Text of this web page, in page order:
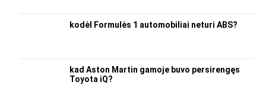
kodėl Formulės 1 automobiliai neturi ABS?
kad Aston Martin gamoje buvo persirengęs
Toyota iQ?